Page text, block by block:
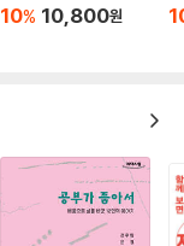
10% 10,800원